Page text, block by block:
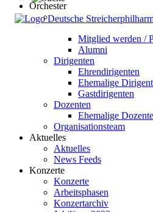
Orchester
Mitglied werden /
Alumni
Dirigenten
Ehrendirigenten
Ehemalige
Gastdirigenten
Dozenten
Ehemalige
Organisationsteam
Aktuelles
Aktuelles
News Feeds
Konzerte
Konzerte
Arbeitsphasen
Konzertarchiv